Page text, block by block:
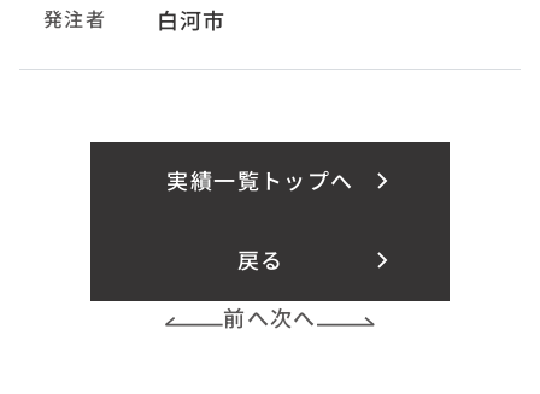
発注者 白河市
実績一覧トップへ
戻る
前へ次へ